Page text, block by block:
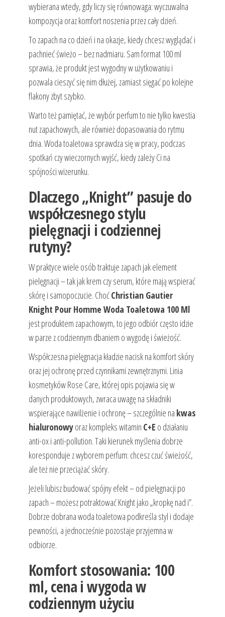
wybierana wtedy, gdy liczy się równowaga: wyczuwalna
kompozycja oraz komfort noszenia przez cały dzień.
To zapach na co dzień i na okazje, kiedy chcesz wyglądać i
pachnieć świeżo – bez nadmiaru. Sam format 100 ml
sprawia, że produkt jest wygodny w użytkowaniu i
pozwala cieszyć się nim dłużej, zamiast sięgać po kolejne
flakony zbyt szybko.
Warto też pamiętać, że wybór perfum to nie tylko kwestia
nut zapachowych, ale również dopasowania do rytmu
dnia. Woda toaletowa sprawdza się w pracy, podczas
spotkań czy wieczornych wyjść, kiedy zależy Ci na
spójności wizerunku.
Dlaczego „Knight” pasuje do
współczesnego stylu
pielęgnacji i codziennej
rutyny?
W praktyce wiele osób traktuje zapach jak element
pielęgnacji – tak jak krem czy serum, które mają wspierać
skórę i samopoczucie. ChoćChristian Gautier
Knight Pour Homme Woda Toaletowa 100 Ml
jest produktem zapachowym, to jego odbiór często idzie
w parze z codziennym dbaniem o wygodę i świeżość.
Współczesna pielęgnacja kładzie nacisk na komfort skóry
oraz jej ochronę przed czynnikami zewnętrznymi. Linia
kosmetyków Rose Care, której opis pojawia się w
danych produktowych, zwraca uwagę na składniki
wspierające nawilżenie i ochronę – szczególnie na kwas
hialuronowyoraz kompleks witamin C+E o działaniu
anti-ox i anti-pollution. Taki kierunek myślenia dobrze
koresponduje z wyborem perfum: chcesz czuć świeżość,
ale też nie przeciążać skóry.
Jeżeli lubisz budować spójny efekt – od pielęgnacji po
zapach – możesz potraktować Knight jako „kropkę nad i”.
Dobrze dobrana woda toaletowa podkreśla styl i dodaje
pewności, a jednocześnie pozostaje przyjemna w
odbiorze.
Komfort stosowania: 100
ml, cena i wygoda w
codziennym użyciu